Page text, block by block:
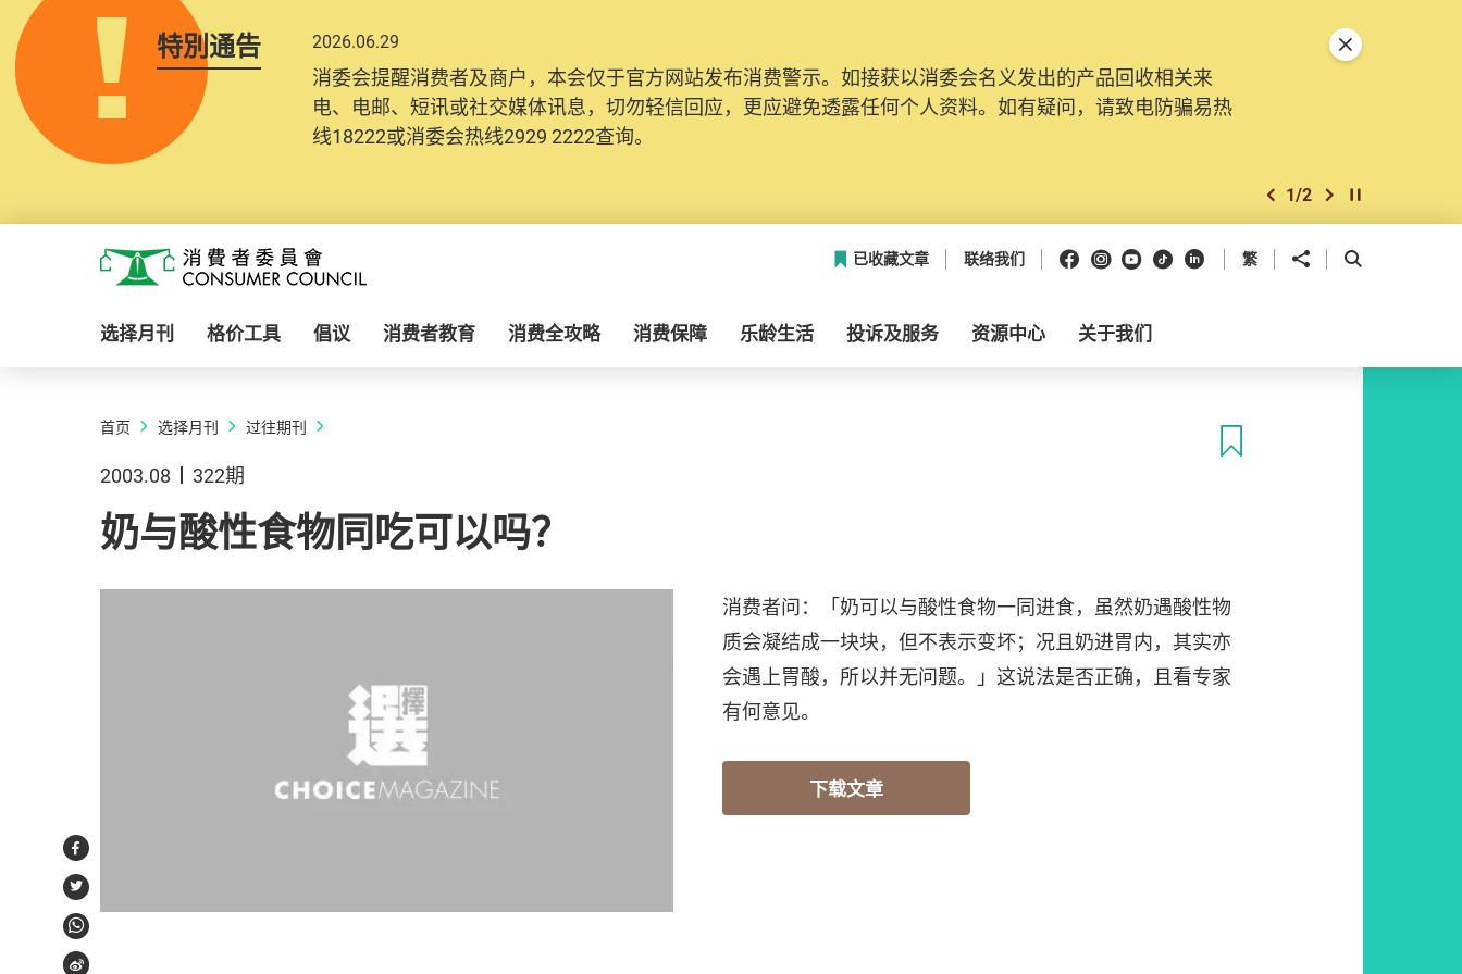
特別通告 2026.06.29
消委会提醒消费者及商户，本会仅于官方网站发布消费警示。如接获以消委会名义发出的产品回收相关来
电、电邮、短讯或社交媒体讯息，切勿轻信回应，更应避免透露任何个人资料。如有疑问，请致电防骗易热
线18222或消委会热线2929 2222查询。
上一个
1/2 下一个开始/暂停幻灯
关闭特別通告
消费者委员会
已收藏文章 联络我们 Facebook
Instagram
Youtube
抖音领英 繁 分享到 开启搜寻框
选择月刊 格价工具 倡议 消费者教育 消费全攻略 消费保障 乐龄生活 投诉及服务 资源中心 关于我们
首页 选择月刊 过往期刊
2003.08 322期
奶与酸性食物同吃可以吗？
消费者问：「奶可以与酸性食物一同进食，虽然奶遇酸性物
质会凝结成一块块，但不表示变坏；况且奶进胃内，其实亦
会遇上胃酸，所以并无问题。」这说法是否正确，且看专家
有何意见。
下载文章
Facebook
Twitter
WhatsApp